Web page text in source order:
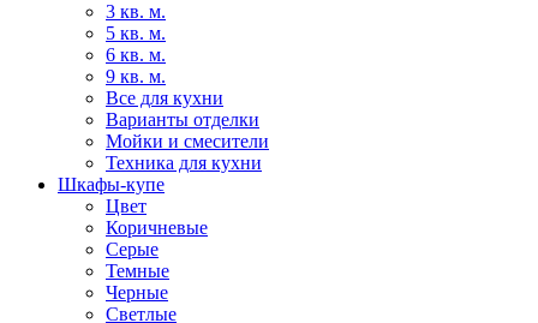
3 кв. м.
5 кв. м.
6 кв. м.
9 кв. м.
Все для кухни
Варианты отделки
Мойки и смесители
Техника для кухни
Шкафы-купе
Цвет
Коричневые
Серые
Темные
Черные
Светлые